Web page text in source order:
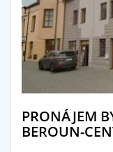
PRONÁJEM
BEROUN-